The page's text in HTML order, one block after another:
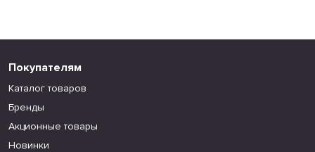
Покупателям
Каталог товаров
Бренды
Акционные товары
Новинки